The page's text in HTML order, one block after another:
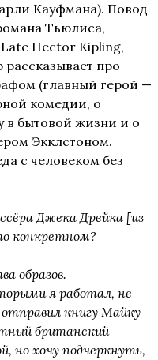
Кауфмана). Повод
Тьюлиса,
Hector Kipling,
про
(главный герой —
комедии, о
в бытовой жизни и о
Экклстоном.
с человеком без
Джека Дрейка [из
конкретном?
образов.
я работал, не
книгу Майку
британский
но хочу подчеркнуть,